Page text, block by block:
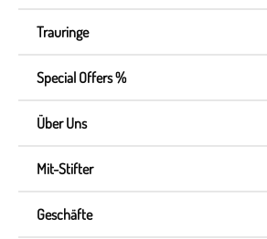
Trauringe
Special Offers %
Über Uns
Mit-Stifter
Geschäfte